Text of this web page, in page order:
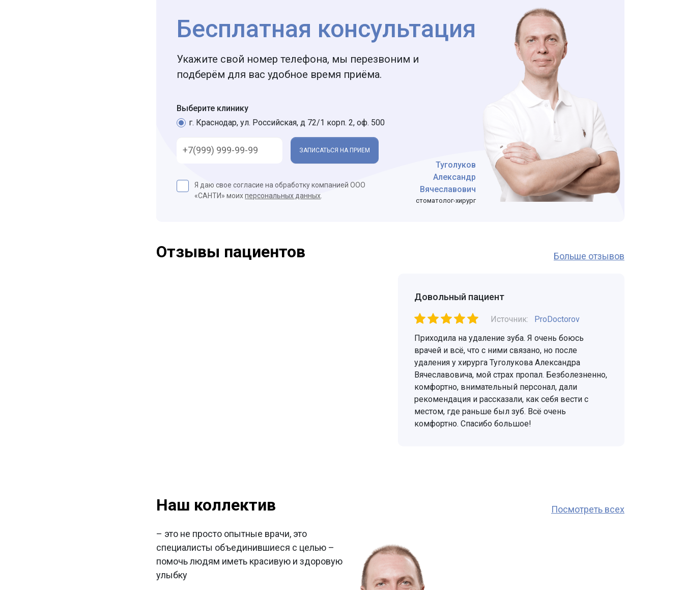
Бесплатная консультация
Укажите свой номер телефона, мы перезвоним и
подберём для вас удобное время приёма.
Выберите клинику
г. Краснодар, ул. Российская, д 72/1 корп. 2, оф. 500
ЗАПИСАТЬСЯ НА ПРИЕМ
Я даю свое согласие на обработку компанией ООО
«САНТИ» моихперсональных данных
Туголуков
Александр
Вячеславович
стоматолог-хирург
Отзывы пациентов Больше отзывов
Довольный пациент
Источник:
ProDoctorov
Приходила на удаление зуба. Я очень боюсь
врачей и всё, что с ними связано, но после
удаления у хирурга Туголукова Александра
Вячеславовича, мой страх пропал. Безболезненно,
комфортно, внимательный персонал, дали
рекомендация и рассказали, как себя вести с
местом, где раньше был зуб. Всё очень
комфортно. Спасибо большое!
Наш коллектив Посмотреть всех
– это не просто опытные врачи, это
специалисты объединившиеся с целью –
помочь людям иметь красивую и здоровую
улыбку